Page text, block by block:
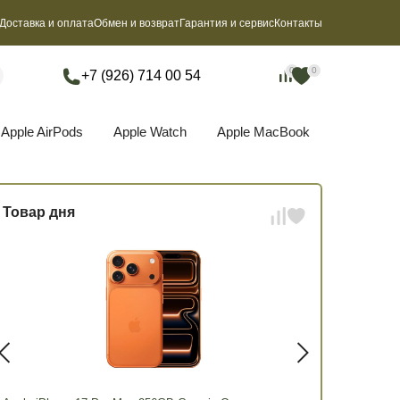
Доставка и оплатаОбмен и возвратГарантия и сервисКонтакты
+7 (926) 714 00 54 0 0
Apple AirPods Apple Watch Apple MacBook
0 0
Товар дня